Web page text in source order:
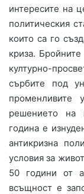
интересите на
политическия
които са го
криза.
културно-
сърбите под
променливите
решението на
година е
антикризна
условия за
50 години от
всъщност е